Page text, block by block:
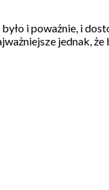
i poważnie, i
jednak,